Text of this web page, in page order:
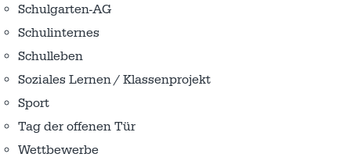
Schulgarten-AG
Schulinternes
Schulleben
Soziales Lernen / Klassenprojekt
Sport
Tag der offenen Tür
Wettbewerbe